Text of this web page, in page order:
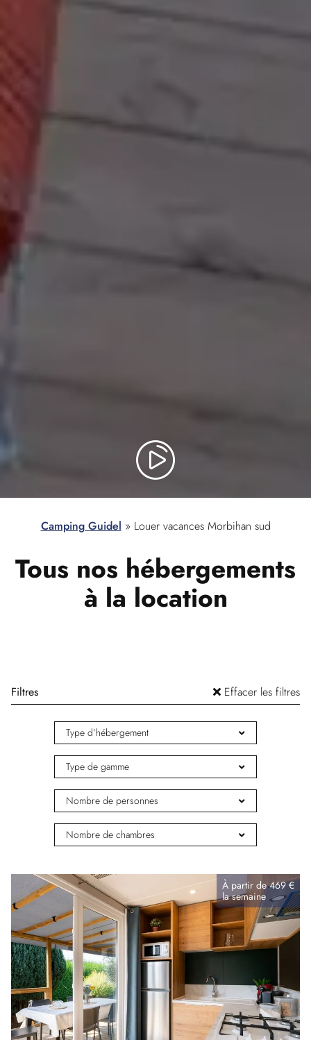
Camping Guidel » Louer vacances Morbihan sud
Tous nos hébergements
à la location
Filtres Effacer les filtres
Type d’hébergement
Type de gamme
Nombre de personnes
Nombre de chambres
À partir de469 €
lasemaine